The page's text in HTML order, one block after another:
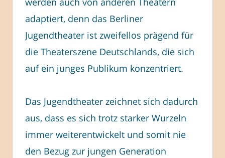
adaptiert, denn das Berliner
Jugendtheater ist zweifellos prägend für
die Theaterszene Deutschlands, die sich
auf ein junges Publikum konzentriert.
Das Jugendtheater zeichnet sich dadurch
aus, dass es sich trotz starker Wurzeln
immer weiterentwickelt und somit nie
den Bezug zur jungen Generation